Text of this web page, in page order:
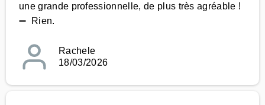
une grande professionnelle, de plus très agréable !
➖ Rien.
Rachele
18/03/2026